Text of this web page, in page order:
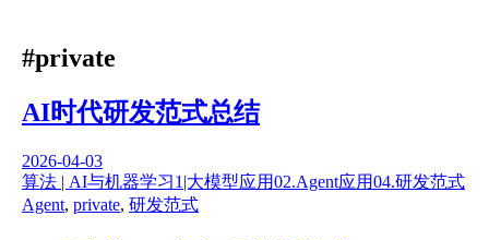
#private
AI时代研发范式总结
2026-04-03
算法 | AI与机器学习1|大模型应用02.Agent应用04.研发范式
Agent, private, 研发范式